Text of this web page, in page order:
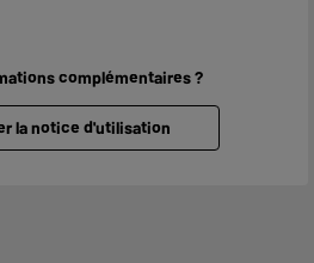
complémentaires ?
la notice d'utilisation